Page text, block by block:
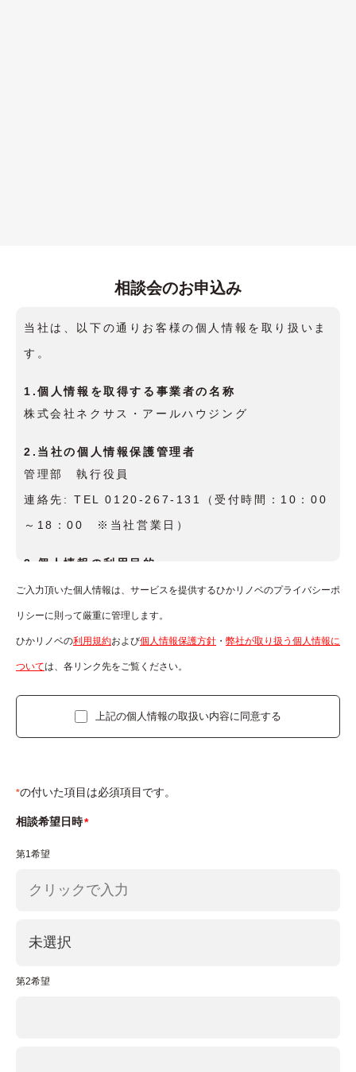
相談会のお申込み
当社は、以下の通りお客様の個人情報を取り扱いま
す。
1.個人情報を取得する事業者の名称
株式会社ネクサス・アールハウジング
2.当社の個人情報保護管理者
管理部 執行役員
連絡先: TEL 0120-267-131（受付時間：10：00
～18：00 ※当社営業日）
3.個人情報の利用目的
本フォームで取得した個人情報は、面談対応、お問
い合わせの回答、確認、その他当社の商品やサービ
スに関するご連絡のために利用します。
4.個人情報の第三者提供
法令の要請に基づく場合を除き、取得した個人情報
をご本人の同意なく、第三者に提供することはあり
5.個人情報の委託
委託する場合があります。
6.個人情報に関する権利
身の個人情報の開示等(利用目的の通知、開示、内
ご入力頂いた個人情報は、サービスを提供するひかリノベのプライバシーポ
リシーに則って厳重に管理します。
ひかリノベの利用規約および個人情報保護方針 ・ 弊社が取り扱う個⼈情報に
ついては、各リンク先をご覧ください。
上記の個人情報の取扱い内容に同意する
*の付いた項目は必須項目です。
相談希望日時
第1希望
第2希望